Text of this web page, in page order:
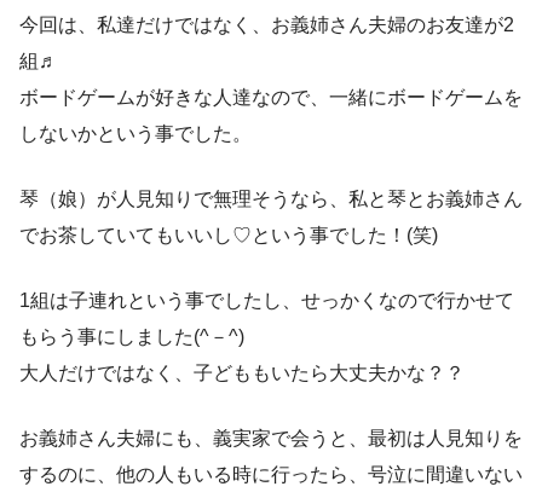
今回は、私達だけではなく、お義姉さん夫婦のお友達が2
組♬
ボードゲームが好きな人達なので、一緒にボードゲームを
しないかという事でした。
琴（娘）が人見知りで無理そうなら、私と琴とお義姉さん
でお茶していてもいいし♡という事でした！(笑)
1組は子連れという事でしたし、せっかくなので行かせて
もらう事にしました(^－^)
大人だけではなく、子どももいたら大丈夫かな？？
お義姉さん夫婦にも、義実家で会うと、最初は人見知りを
するのに、他の人もいる時に行ったら、号泣に間違いない